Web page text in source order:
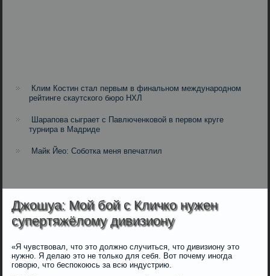
Клим Костин стал первым в финальном международном
рейтинге скаутского бюро НХЛ
Шарапова сыграет с Павлюченковой в первом круге
турнира в Мадриде
Майк Йео: Соботка меня впечатлил
Джошуа: Мой бой с Кличко нужен
супертяжёлому дивизиону
«Я чувствовал, что это должно случиться, что дивизиону это
нужно. Я делаю это не только для себя. Вот почему иногда
говорю, что беспокоюсь за всю индустрию.